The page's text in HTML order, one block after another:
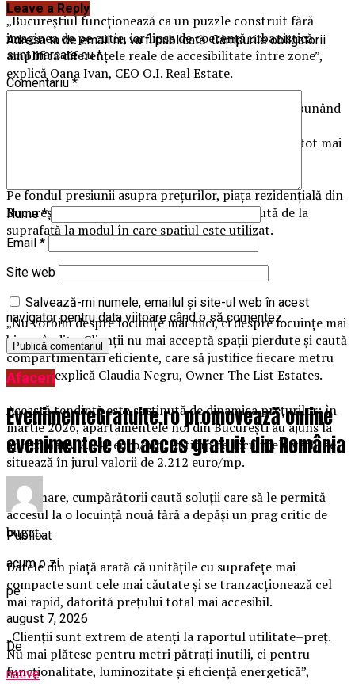
„Bucureștiul funcționează ca un puzzle construit fără
imaginea de pe cutie, iar lipsa de coerență urbanistică
amplifică diferențele reale de accesibilitate între zone”,
explică Oana Ivan, CEO O.I. Real Estate.
În acest context, cumpărătorii devin mai selectivi, punând
stabilitatea investiției, iar deciziile de achiziție sunt tot mai
Pe fondul presiunii asupra prețurilor, piața rezidențială din
București își schimbă direcția: accentul se mută de la
suprafață la modul în care spațiul este utilizat.
„Nu vorbim despre locuințe mai mici, ci despre locuințe mai
bine gândite. Clienții nu mai acceptă spații pierdute și caută
compartimentări eficiente, care să justifice fiecare metru
pătrat”, explică Claudia Negru, Owner The List Estates.
Această tendință este susținută de dinamica prețurilor: în
martie 2026, apartamentele noi din București au ajuns la
aproximativ 2.541 euro/mp, în timp ce locuințele vechi se
situează în jurul valorii de 2.212 euro/mp.
Ca urmare, cumpărătorii caută soluții care să le permită
accesul la o locuință nouă fără a depăși un prag critic de
buget.
Datele din piață arată că unitățile cu suprafețe mai
compacte sunt cele mai căutate și se tranzacționează cel
mai rapid, datorită prețului total mai accesibil.
„Clienții sunt extrem de atenți la raportul utilitate–preț.
Nu mai plătesc pentru metri pătrați inutili, ci pentru
funcționalitate, luminozitate și eficiență energetică”,
Leave a Reply
Adresa ta de email nu va fi publicată. Câmpurile obligatorii
sunt marcate cu*
Comentariu *
Nume*
Email *
Site web
Salvează-mi numele, emailul și site-ul web în acest
navigator pentru data viitoare când o să comentez.
Afaceri
EvenimenteGratuite.ro promovează online
evenimentele cu acces gratuit din România
Publicat
acum o zi
pe
august 7, 2026
De
native